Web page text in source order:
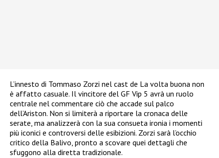
L’innesto di Tommaso Zorzi nel cast de La volta buona non
è affatto casuale. Il vincitore del GF Vip 5 avrà un ruolo
centrale nel commentare ciò che accade sul palco
dell’Ariston. Non si limiterà a riportare la cronaca delle
serate, ma analizzerà con la sua consueta ironia i momenti
più iconici e controversi delle esibizioni. Zorzi sarà l’occhio
critico della Balivo, pronto a scovare quei dettagli che
sfuggono alla diretta tradizionale.